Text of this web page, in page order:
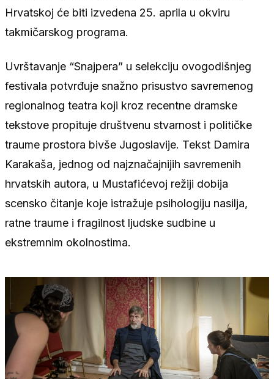
Hrvatskoj će biti izvedena 25. aprila u okviru
takmičarskog programa.
Uvrštavanje “Snajpera” u selekciju ovogodišnjeg
festivala potvrđuje snažno prisustvo savremenog
regionalnog teatra koji kroz recentne dramske
tekstove propituje društvenu stvarnost i političke
traume prostora bivše Jugoslavije. Tekst Damira
Karakaša, jednog od najznačajnijih savremenih
hrvatskih autora, u Mustafićevoj režiji dobija
scensko čitanje koje istražuje psihologiju nasilja,
ratne traume i fragilnost ljudske sudbine u
ekstremnim okolnostima.